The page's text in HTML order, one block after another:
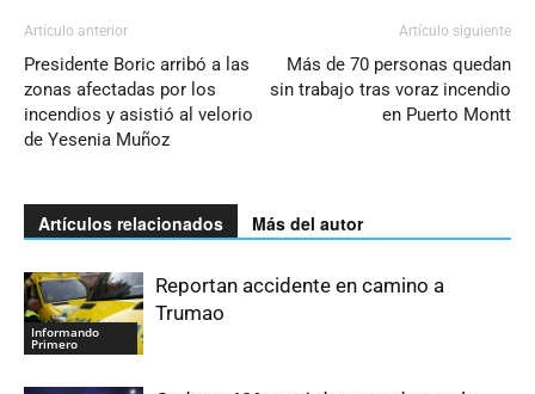
Artículo anterior
Presidente Boric arribó a las
zonas afectadas por los
incendios y asistió al velorio
de Yesenia Muñoz
Artículo siguiente
Más de 70 personas quedan
sin trabajo tras voraz incendio
en Puerto Montt
Artículos relacionados Más del autor
Informando
Primero
Reportan accidente en camino a
Trumao